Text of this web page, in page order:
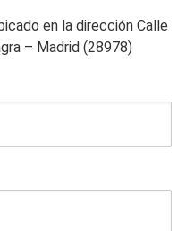
en la dirección Calle
– Madrid (28978)